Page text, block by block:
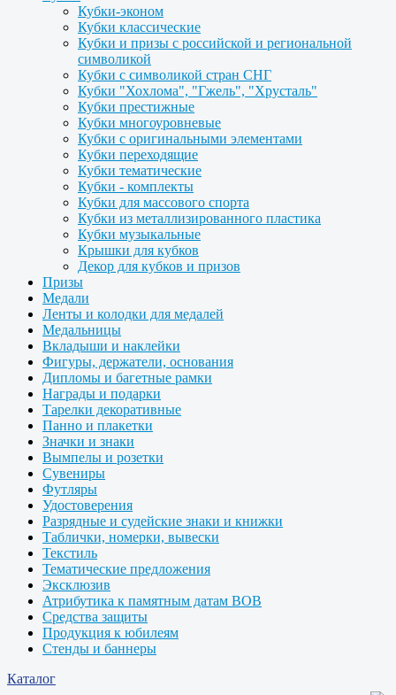
Кубки-эконом
Кубки классические
Кубки и призы с российской и региональной
символикой
Кубки с символикой стран СНГ
Кубки "Хохлома", "Гжель", "Хрусталь"
Кубки престижные
Кубки многоуровневые
Кубки с оригинальными элементами
Кубки переходящие
Кубки тематические
Кубки - комплекты
Кубки для массового спорта
Кубки из металлизированного пластика
Кубки музыкальные
Крышки для кубков
Декор для кубков и призов
Призы
Медали
Ленты и колодки для медалей
Медальницы
Вкладыши и наклейки
Фигуры, держатели, основания
Дипломы и багетные рамки
Награды и подарки
Тарелки декоративные
Панно и плакетки
Значки и знаки
Вымпелы и розетки
Сувениры
Футляры
Удостоверения
Разрядные и судейские знаки и книжки
Таблички, номерки, вывески
Текстиль
Тематические предложения
Эксклюзив
Атрибутика к памятным датам ВОВ
Средства защиты
Продукция к юбилеям
Стенды и баннеры
Каталог